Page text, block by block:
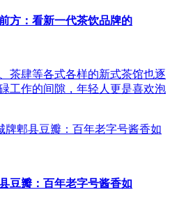
方：看新一代茶饮品牌的
茶肆等各式各样的新式茶馆也逐
工作的间隙，年轻人更是喜欢泡
豆瓣：百年老字号酱香如